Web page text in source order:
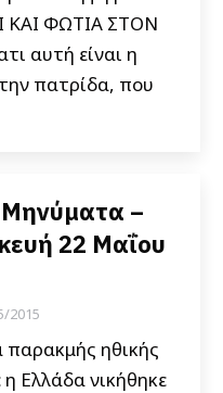
ΚΑΙ ΦΩΤΙΑ ΣΤΟΝ
αυτή είναι η
πατρίδα, που
–
22 Μαΐου
2015
ηθικής
Ελλάδα νικήθηκε